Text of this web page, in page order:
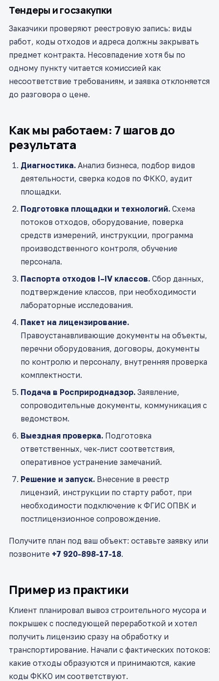
Тендеры и госзакупки
Заказчики проверяют реестровую запись: виды
работ, коды отходов и адреса должны закрывать
предмет контракта. Несовпадение хотя бы по
одному пункту читается комиссией как
несоответствие требованиям, и заявка отклоняется
до разговора о цене.
Как мы работаем: 7 шагов до
результата
Диагностика. Анализ бизнеса, подбор видов
деятельности, сверка кодов по ФККО, аудит
площадки.
Подготовка площадки и технологий. Схема
потоков отходов, оборудование, поверка
средств измерений, инструкции, программа
производственного контроля, обучение
персонала.
Паспорта отходов I–IV классов. Сбор данных,
подтверждение классов, при необходимости
лабораторные исследования.
Пакет на лицензирование.
Правоустанавливающие документы на объекты,
перечни оборудования, договоры, документы
по контролю и персоналу, внутренняя проверка
комплектности.
Подача в Росприроднадзор. Заявление,
сопроводительные документы, коммуникация с
ведомством.
Выездная проверка. Подготовка
ответственных, чек-лист соответствия,
оперативное устранение замечаний.
Решение и запуск. Внесение в реестр
лицензий, инструкции по старту работ, при
необходимости подключение к ФГИС ОПВК и
постлицензионное сопровождение.
Получите план под ваш объект: оставьте заявку или
позвоните +7 920-898-17-18.
Пример из практики
Клиент планировал вывоз строительного мусора и
покрышек с последующей переработкой и хотел
получить лицензию сразу на обработку и
транспортирование. Начали с фактических потоков:
какие отходы образуются и принимаются, какие
коды ФККО им соответствуют.